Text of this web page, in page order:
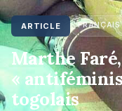
ARTICLE FRANÇAIS
Marthe
«
togolais